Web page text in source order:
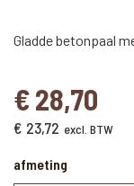
Gladde betonpaal
€28,70
€ 23,72 excl. BTW
afmeting